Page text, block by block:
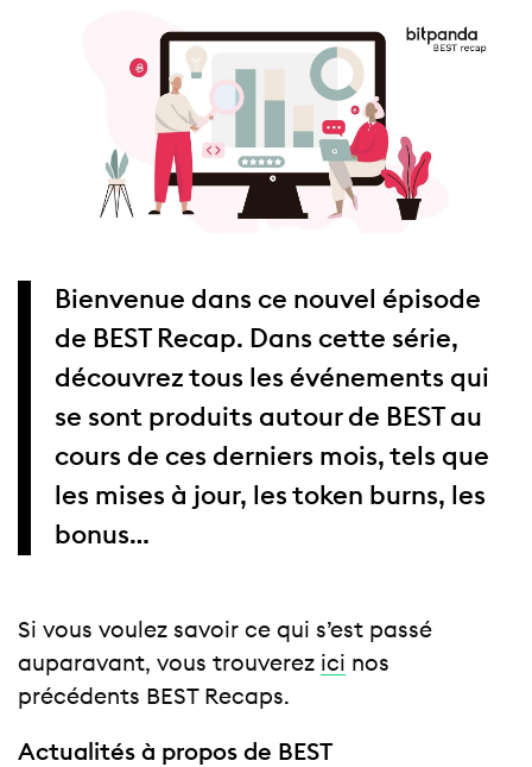
Bienvenue dans ce nouvel épisode
de BEST Recap. Dans cette série,
découvrez tous les événements qui
se sont produits autour de BEST au
cours de ces derniers mois, tels que
les mises à jour, les token burns, les
bonus…
Si vous voulez savoir ce qui s’est passé
auparavant, vous trouverez ici nos
précédents BEST Recaps.
Actualités à propos de BEST